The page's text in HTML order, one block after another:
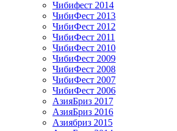
Чибифест 2014
ЧибиФест 2013
ЧибиФест 2012
ЧибиФест 2011
ЧибиФест 2010
ЧибиФест 2009
ЧибиФест 2008
ЧибиФест 2007
ЧибиФест 2006
АзияБриз 2017
АзияБриз 2016
Азиябриз 2015